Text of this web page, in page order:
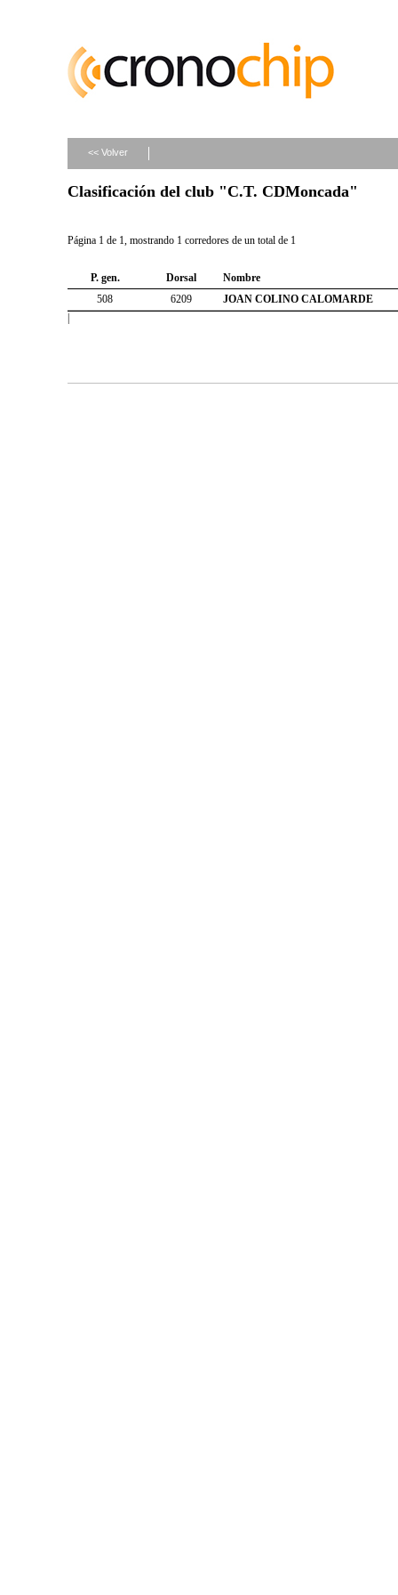
<< Volver
Clasificación del club "C.T. CDMoncada"
Página 1 de 1, mostrando 1 corredores de un total de 1
P. gen. Dorsal
Nombre
508
6209
JOAN COLINO CALOMARDE
|